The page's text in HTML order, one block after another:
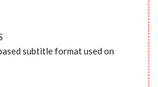
subtitle format used on